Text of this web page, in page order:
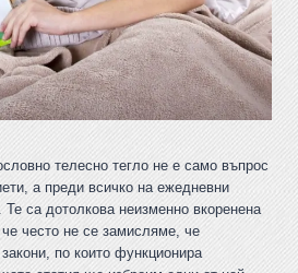
телесно тегло не е само въпрос
а преди всичко на ежедневни
са дотолкова неизменно вкоренена
често не се замисляме, че
по които функционира